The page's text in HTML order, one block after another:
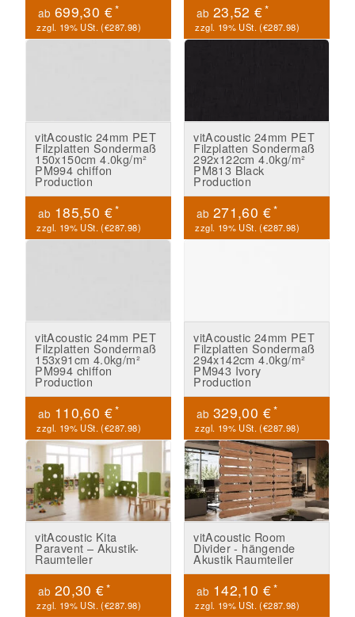
ab 699,30 €*
zzgl. 19% USt. (€287.98)
ab 23,52 €*
zzgl. 19% USt. (€287.98)
vitAcoustic 24mm PET
Filzplatten Sondermaß
150x150cm 4.0kg/m²
PM994 chiffon
Production
ab 185,50 €*
zzgl. 19% USt. (€287.98)
vitAcoustic 24mm PET
Filzplatten Sondermaß
292x122cm 4.0kg/m²
PM813 Black
Production
ab 271,60 €*
zzgl. 19% USt. (€287.98)
vitAcoustic 24mm PET
Filzplatten Sondermaß
153x91cm 4.0kg/m²
PM994 chiffon
Production
ab 110,60 €*
zzgl. 19% USt. (€287.98)
vitAcoustic 24mm PET
Filzplatten Sondermaß
294x142cm 4.0kg/m²
PM943 Ivory
Production
ab 329,00 €*
zzgl. 19% USt. (€287.98)
vitAcoustic Kita
Paravent – Akustik-
Raumteiler
ab 20,30 €*
zzgl. 19% USt. (€287.98)
vitAcoustic Room
Divider - hängende
Akustik Raumteiler
ab 142,10 €*
zzgl. 19% USt. (€287.98)